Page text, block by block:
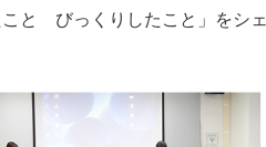
と びっくりしたこと」をシェ